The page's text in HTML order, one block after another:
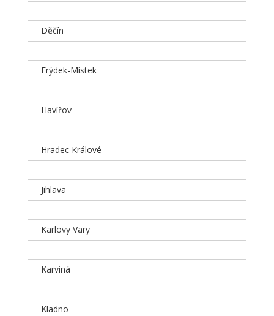
Děčín
Frýdek-Místek
Havířov
Hradec Králové
Jihlava
Karlovy Vary
Karviná
Kladno